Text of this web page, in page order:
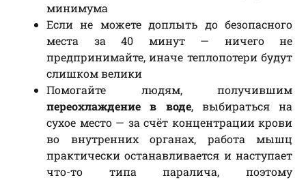
минимума
Если не можете доплыть до безопасного
места за 40 минут — ничего не
предпринимайте, иначе теплопотери будут
слишком велики
Помогайте людям, получившим
переохлаждение в воде, выбираться на
сухое место — за счёт концентрации крови
во внутренних органах, работа мышц
практически останавливается и наступает
что-то типа паралича, поэтому